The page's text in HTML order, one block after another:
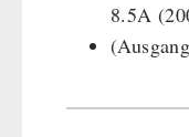
8.5A